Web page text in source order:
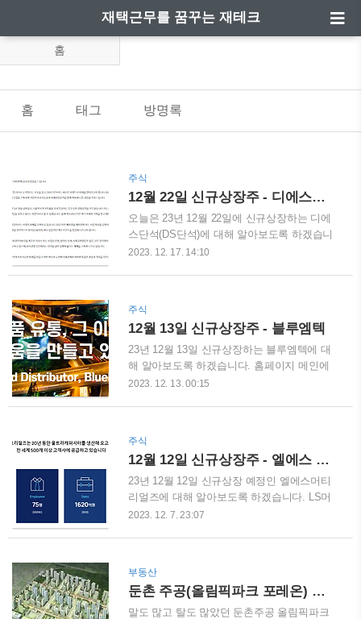
재택근무를 꿈꾸는 재테크
홈
홈 태그 방명록
주식
12월 22일 신규상장주 - 디에스단석(DS단석)
오늘은 23년 12월 22일에 신규상장하는 디에
스단석(DS단석)에 대해 알아보도록 하겠습니
다 DS단석은 과거게 노벨화학공업사로 시작
주요제품으로는 바이오에너지/플라스틱리사
이클/배터리리사이클이며 눈에 띄는 점은 배
터리리사이클 분야이며 순연은 자동차배터리
및 각종 산업용배터리 연분의 주 연료라고 합
니다. 자동차배터리를 재생하는 분야를 사업
른 신규상장주에 비해 공무주식수가 매우 적
은편입니다. 수요예측에서는 거의 대부분이
100,000원 이상으로 참..
2023. 12. 17. 14:10
주식
12월 13일 신규상장주 - 블루엠텍
23년 12월 13일 신규상장하는 블루엠텍에 대
해 알아보도록 하겠습니다. 홈페이지 메인에
는 의약품 유통, 그 이상의 새로움을 만들고
한다고 소개하고 있습니다. 연혁을 보면 2022
년부터 다양한 제약회사들의 온라인 공식 유
통계약을 체결하였다고 써있으며 23년에는 비
대면 영업지원 플랫폼 '블루피드'와 비대면 진
료 플랫폼 '나만의탁터' 업무제휴 체결 피부/성
습니다. 전문의약품 전용 플랫폼과 물류센터
를 가지고 있으며 마케팅서비스와 구인구직
서비스까지 가지고..
2023. 12. 13. 00:15
주식
12월 12일 신규상장주 - 엘에스 머트리얼즈
23년 12월 12일 신규상장 예정인 엘에스머티
리얼즈에 대해 알아보도록 하겠습니다. LS머
트리얼즈는 울트라캐퍼시터를 생산하고 있다
고 할 수 있습니다. LS 머트리얼즈의 높은 에
너지 효율성과 출력밀도, 장기 신뢰성은 이 제
품을 정전대비용 전력이나 보조전력, 순간출
2023. 12. 7. 23:07
부동산
둔촌 주공(올림픽파크 포레온) 분양가, 입주자모집공고
말도 많고 탈도 많았던 둔촌주공 올림픽파크